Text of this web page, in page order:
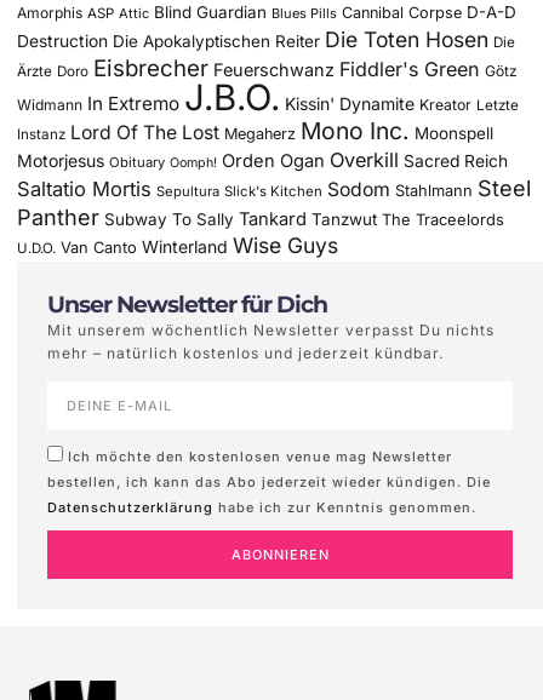
Amorphis ASP Attic Blind Guardian Blues Pills Cannibal Corpse D-A-D
Destruction Die Apokalyptischen Reiter Die Toten Hosen Die
Ärzte Doro Eisbrecher Feuerschwanz Fiddler's Green Götz
Widmann In Extremo J.B.O. Kissin' Dynamite Kreator Letzte
Instanz Lord Of The Lost Megaherz Mono Inc. Moonspell
Motorjesus Obituary Oomph! Orden Ogan Overkill Sacred Reich
Saltatio Mortis Sepultura Slick's Kitchen Sodom Stahlmann Steel
Panther Subway To Sally Tankard Tanzwut The Traceelords
U.D.O. Van Canto Winterland Wise Guys
Unser Newsletter für Dich
Mit unserem wöchentlich Newsletter verpasst Du nichts
mehr – natürlich kostenlos und jederzeit kündbar.
Ich möchte den kostenlosen venue mag Newsletter
bestellen, ich kann das Abo jederzeit wieder kündigen. Die
Datenschutzerklärung habe ich zur Kenntnis genommen.
ABONNIEREN